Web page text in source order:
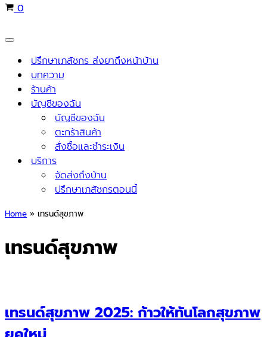
Cart
0
Navigation
Menu ปรึกษาเภสัชกร ส่งยาถึงหน้าบ้าน
บทความ
ร้านค้า
บัญชีของฉัน
บัญชีของฉัน
ตะกร้าสินค้า
สั่งซื้อและชำระเงิน
บริการ
จัดส่งถึงบ้าน
ปรึกษาเภสัชกรตอนนี้
Home » เทรนด์สุขภาพ
เทรนด์สุขภาพ
เทรนด์สุขภาพ 2025: ก้าวให้ทันโลกสุขภาพ